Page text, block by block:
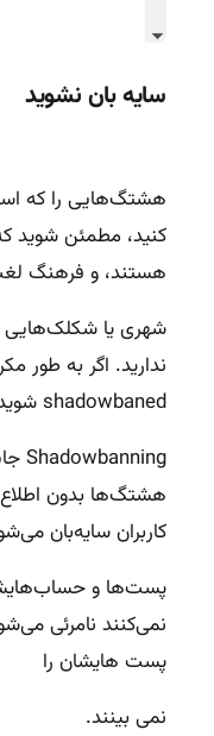
سایه بان نشوید
هشتگ‌هایی را که
کنید، مطمئن شوید
هستند، و فرهنگ
شهری یا شکلک‌هایی
ندارید. اگر به طور
shadowbaned شوید.
Shadowbanning
هشتگ‌ها بدون
کاربران سایه‌بان
پست‌ها و حساب‌هایشان
نمی‌کنند نامرئی
پست هایشان را
نمی بینند.